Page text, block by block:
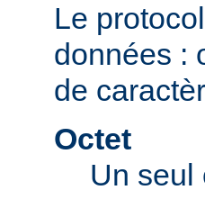
Le
données :
de
Octet
Un seul